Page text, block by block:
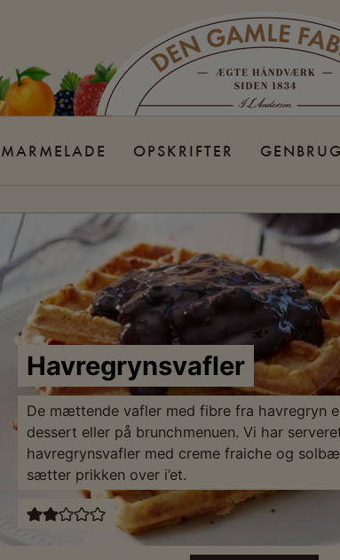
MARMELADE OPSKRIFTER
Havregrynsvafler
De mættende vafler med fibre fra havregryn
dessert eller på brunchmenuen. Vi har
havregrynsvafler med creme fraiche og
sætter prikken over i’et.